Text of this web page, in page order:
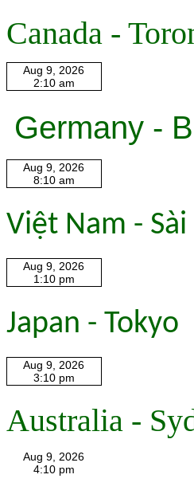
Canada -
Germany -
Việt Nam - Sài
Japan - Tokyo
Australia -